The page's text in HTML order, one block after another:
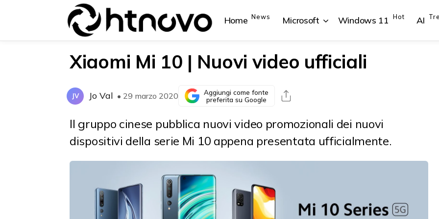
Home News Microsoft
{{POSTS[0].LABEL}} {{POSTS[1].LABEL}}
Windows 11 Hot AI
{{POSTS[0].LABEL}} {{POSTS[1].LABEL}}
Xiaomi Mi 10 | Nuovi video ufficiali
JV Jo Val • 29 marzo 2020
Aggiungi come fonte
preferita su Google
Il gruppo cinese pubblica nuovi video promozionali dei nuovi
dispositivi della serie Mi 10 appena presentata ufficialmente.